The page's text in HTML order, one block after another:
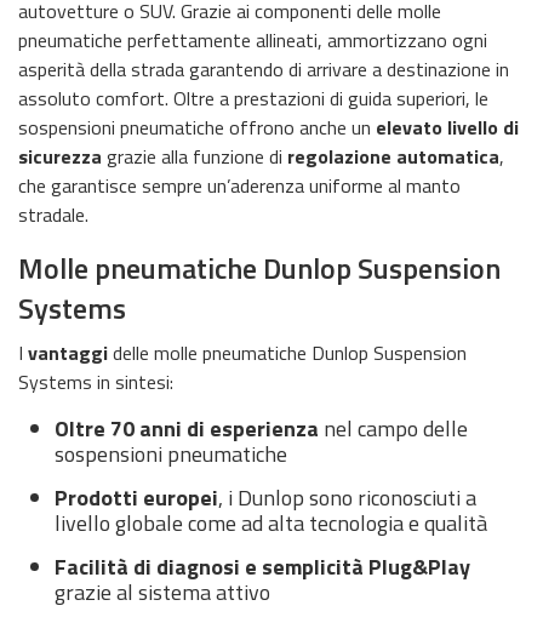
autovetture o SUV. Grazie ai componenti delle molle
pneumatiche perfettamente allineati, ammortizzano ogni
asperità della strada garantendo di arrivare a destinazione in
assoluto comfort. Oltre a prestazioni di guida superiori, le
sospensioni pneumatiche offrono anche un elevato livello di
sicurezza grazie alla funzione di regolazione automatica,
che garantisce sempre un’aderenza uniforme al manto
stradale.
Molle pneumatiche Dunlop Suspension
Systems
I vantaggidelle molle pneumatiche Dunlop Suspension
Systems in sintesi:
Oltre 70 anni di esperienza nel campo delle
sospensioni pneumatiche
Prodotti europei, i Dunlop sono riconosciuti a
livello globale come ad alta tecnologia e qualità
Facilità di diagnosi e semplicità Plug&Play
grazie al sistema attivo